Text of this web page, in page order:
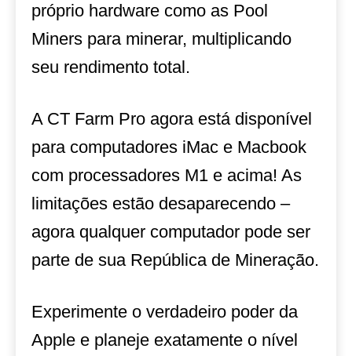
próprio hardware como as Pool
Miners para minerar, multiplicando
seu rendimento total.
A CT Farm Pro agora está disponível
para computadores iMac e Macbook
com processadores M1 e acima! As
limitações estão desaparecendo –
agora qualquer computador pode ser
parte de sua República de Mineração.
Experimente o verdadeiro poder da
Apple e planeje exatamente o nível